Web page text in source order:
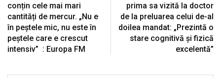
conțin cele mai mari
cantități de mercur. „Nu e
în peștele mic, nu este în
peștele care e crescut
intensiv” : Europa FM
prima sa vizită la doctor
de la preluarea celui de-al
doilea mandat: „Prezintă o
stare cognitivă şi fizică
excelentă”